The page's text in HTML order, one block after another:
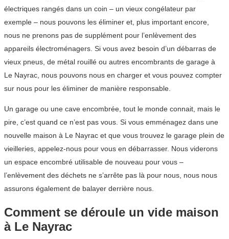
électriques rangés dans un coin – un vieux congélateur par
exemple – nous pouvons les éliminer et, plus important encore,
nous ne prenons pas de supplément pour l’enlèvement des
appareils électroménagers. Si vous avez besoin d’un débarras de
vieux pneus, de métal rouillé ou autres encombrants de garage à
Le Nayrac, nous pouvons nous en charger et vous pouvez compter
sur nous pour les éliminer de manière responsable.
Un garage ou une cave encombrée, tout le monde connait, mais le
pire, c’est quand ce n’est pas vous. Si vous emménagez dans une
nouvelle maison à Le Nayrac et que vous trouvez le garage plein de
vieilleries, appelez-nous pour vous en débarrasser. Nous viderons
un espace encombré utilisable de nouveau pour vous –
l’enlèvement des déchets ne s’arrête pas là pour nous, nous nous
assurons également de balayer derrière nous.
Comment se déroule un vide maison
à Le Nayrac